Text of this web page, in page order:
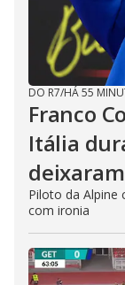
DO R7/HÁ 55
Franco
Itália
Piloto da Alpine
com ironia